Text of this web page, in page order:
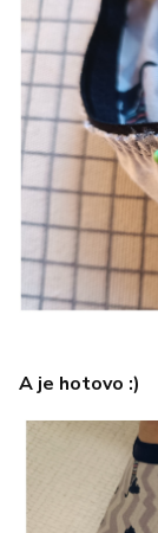
A je hotovo :)